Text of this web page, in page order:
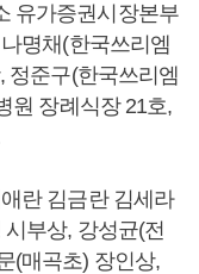
유가증권시장본부
명채(한국쓰리엠
정준구(한국쓰리엠
원 장례식장 21호,
란 김금란 김세라
부상, 강성균(전
(매곡초) 장인상,